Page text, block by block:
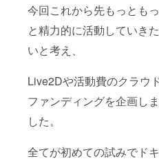
今回これから先もっともっ
と精力的に活動していきた
いと考え、
Live2Dや活動費のクラウ
ファンディングを企画しま
した。
全てが初めての試みでドキ